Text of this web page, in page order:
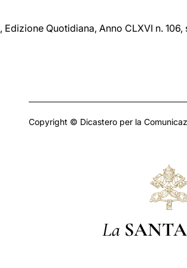
, Edizione Quotidiana, Anno CLXVI n.
Copyright © Dicastero per la
La